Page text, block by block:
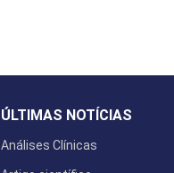
ÚLTIMAS NOTÍCIAS
Análises Clínicas